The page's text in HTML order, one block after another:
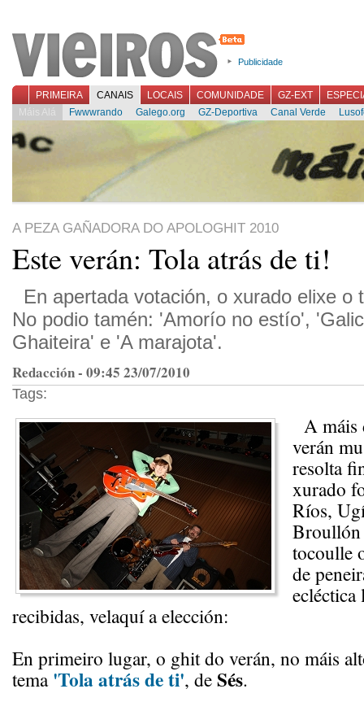
Publicidade
PRIMEIRA CANAIS LOCAIS COMUNIDADE GZ-EXT
Máis Alá
Fwwwrando Galego.org GZ-Deportiva Canal Verde
A PEZA GAÑADORA DO APOLOGHIT 2010
Este verán: Tola atrás de ti!
En apertada votación, o xurado elixe o
No podio tamén: 'Amorío no estío',
Ghaiteira' e 'A marajota'.
Redacción - 09:45 23/07/2010
Tags:
A
verán
resolta
xurado
Ríos,
Broullón
tocoulle
de
ecléctica
recibidas, velaquí a elección:
En primeiro lugar, o ghit do verán, no máis
tema'Tola atrás de ti', deSés.